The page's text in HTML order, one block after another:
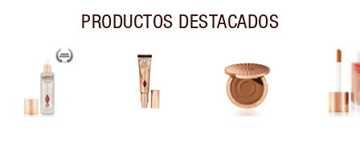
PRODUCTOS DESTACADOS